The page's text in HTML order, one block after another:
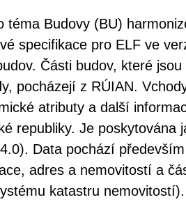
téma Budovy (BU)
specifikace pro ELF ve
Části budov, které
pocházejí z RÚIAN.
atributy a další
republiky. Je poskytována
Data pochází
adres a nemovitostí a
katastru